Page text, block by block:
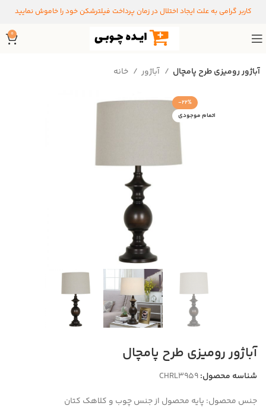
کاربر گرامی به علت ایجاد اختلال در زمان پرداخت فیلترشکن خود را خاموش نمایید
0
خانه آباژور آباژور رومیزی طرح پامچال
-22%
اتمام موجودی
آباژور رومیزی طرح پامچال
شناسه محصول:CHRL3959
جنس محصول: پایه محصول از جنس چوب و کلاهک کتان